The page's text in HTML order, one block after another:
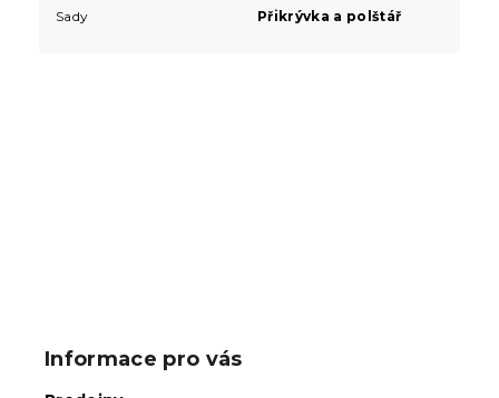
Sady
Přikrývka a polštář
Informace pro vás